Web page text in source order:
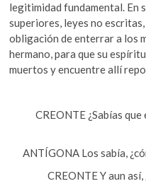
legitimidad fundamental. En
superiores, leyes no
obligación de enterrar a los
hermano, para que su
muertos y encuentre allí
CREONTE ¿Sabías
ANTÍGONA Los sabía,
CREONTE Y aun